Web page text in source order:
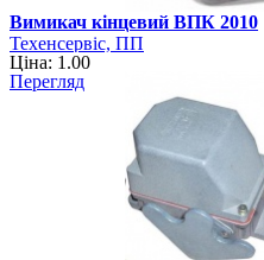
Вимикач кінцевий ВПК 2010
Техенсервіс, ПП
Ціна: 1.00
Перегляд